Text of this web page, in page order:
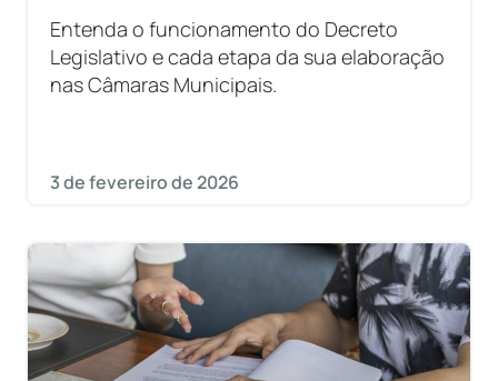
Entenda o funcionamento do Decreto
Legislativo e cada etapa da sua elaboração
nas Câmaras Municipais.
3 de fevereiro de 2026